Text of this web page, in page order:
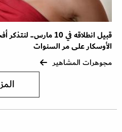
قبيل انطلاقه في 10
الأوسكار على مر السنوات
مجوهرات المشاهير